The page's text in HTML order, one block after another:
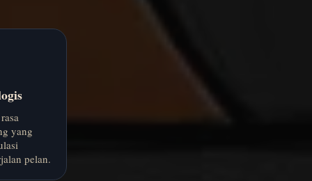
yang
pelan.